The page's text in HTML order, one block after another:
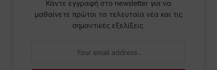
Κάντε εγγραφή στο newsletter για να
μαθαίνετε πρώτοι τα τελευταία νέα και τις
σημαντικές εξελίξεις.